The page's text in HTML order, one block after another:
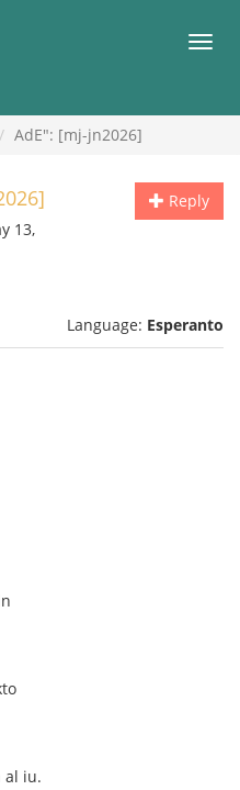
AdE": [mj-jn2026]
Reply
13,
Language: Esperanto
al iu.